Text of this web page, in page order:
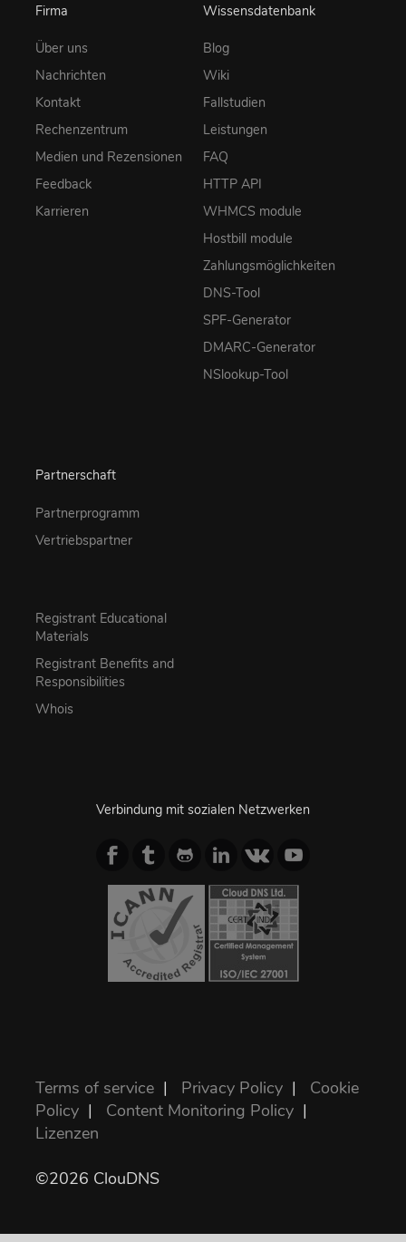
Firma
Über uns
Nachrichten
Kontakt
Rechenzentrum
Medien und Rezensionen
Feedback
Karrieren
Wissensdatenbank
Blog
Wiki
Fallstudien
Leistungen
FAQ
HTTP API
WHMCS module
Hostbill module
Zahlungsmöglichkeiten
DNS-Tool
SPF-Generator
DMARC-Generator
NSlookup-Tool
Partnerschaft
Partnerprogramm
Vertriebspartner
Registrant Educational
Materials
Registrant Benefits and
Responsibilities
Whois
Verbindung mit sozialen Netzwerken
Terms of service | Privacy Policy | Cookie
Policy | Content Monitoring Policy |
Lizenzen
©2026 ClouDNS